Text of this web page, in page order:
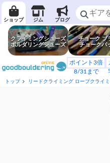
ショップ ジム ブログ
クライミングシューズ
ボルダリングシューズ
チョーク ブ
チョークバ
ポイント3倍
8/31まで
トップ リードクライミング ロープクライ